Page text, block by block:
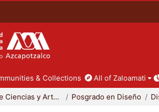
& Collections All of Zaloamati
División de Ciencias y Artes para el Diseño Posgrado en Diseño